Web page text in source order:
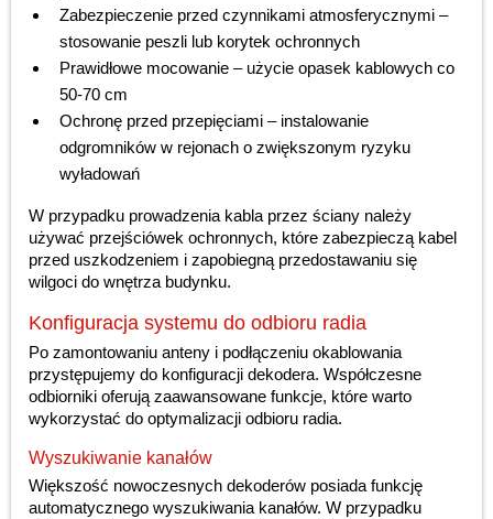
Zabezpieczenie przed czynnikami atmosferycznymi –
stosowanie peszli lub korytek ochronnych
Prawidłowe mocowanie – użycie opasek kablowych co
50-70 cm
Ochronę przed przepięciami – instalowanie
odgromników w rejonach o zwiększonym ryzyku
wyładowań
W przypadku prowadzenia kabla przez ściany należy
używać przejściówek ochronnych, które zabezpieczą kabel
przed uszkodzeniem i zapobiegną przedostawaniu się
wilgoci do wnętrza budynku.
Konfiguracja systemu do odbioru radia
Po zamontowaniu anteny i podłączeniu okablowania
przystępujemy do konfiguracji dekodera. Współczesne
odbiorniki oferują zaawansowane funkcje, które warto
wykorzystać do optymalizacji odbioru radia.
Wyszukiwanie kanałów
Większość nowoczesnych dekoderów posiada funkcję
automatycznego wyszukiwania kanałów. W przypadku